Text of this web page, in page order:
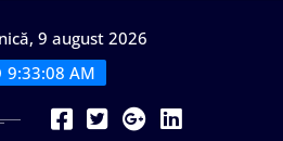
9 august 2026
9:33:09 AM